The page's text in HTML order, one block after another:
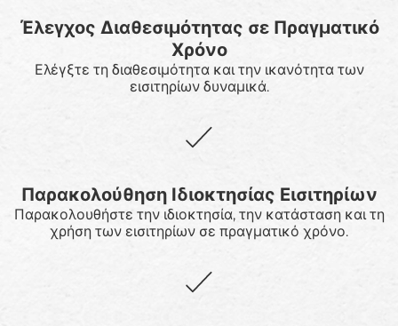
Έλεγχος Διαθεσιμότητας σε Πραγματικό
Χρόνο
Ελέγξτε τη διαθεσιμότητα και την ικανότητα των
εισιτηρίων δυναμικά.
Παρακολούθηση Ιδιοκτησίας Εισιτηρίων
Παρακολουθήστε την ιδιοκτησία, την κατάσταση και τη
χρήση των εισιτηρίων σε πραγματικό χρόνο.